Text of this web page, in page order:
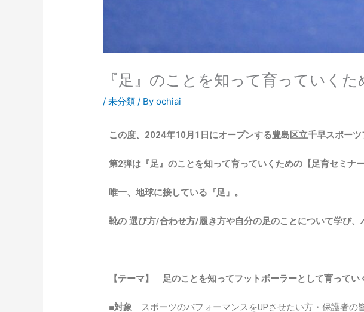
『足』のことを知って育っていく
/未分類 / Byochiai
この度、2024年10月1日にオープンする豊島区立千早スポー
第2弾は『足』のことを知って育っていくための【足育セミナ
唯一、地球に接している『足』。
靴の 選び方/合わせ方/履き方や自分の足のことについて学び、
【テーマ】 足のことを知ってフットボーラーとして育ってい
■対象 スポーツのパフォーマンスをUPさせたい方・保護者の